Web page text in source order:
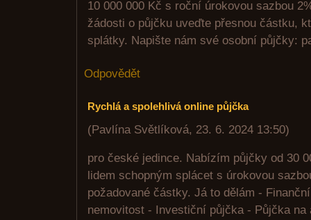
10 000 000 Kč s roční úrokovou sazbou
žádosti o půjčku uveďte přesnou částku,
splátky. Napište nám své osobní půjčky:
Odpovědět
Rychlá a spolehlivá online půjčka
(Pavlína Světlíková, 23. 6. 2024 13:50)
pro české jedince. Nabízím půjčky od 30
lidem schopným splácet s úrokovou
požadované částky. Já to dělám -
nemovitost - Investiční půjčka - Půjčka na